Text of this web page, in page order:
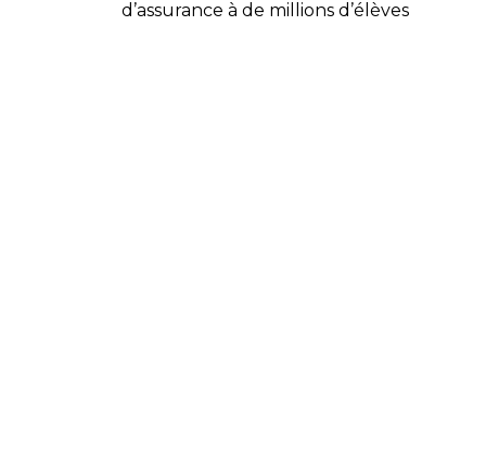
d’assurance à de millions d’élèves